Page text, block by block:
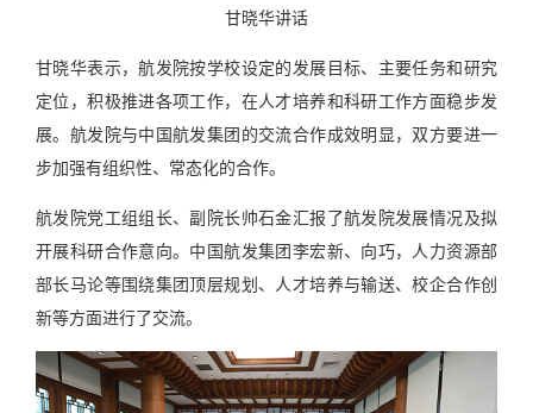
甘晓华讲话
甘晓华表示，航发院按学校设定的发展目标、主要任务和研究
定位，积极推进各项工作，在人才培养和科研工作方面稳步发
展。航发院与中国航发集团的交流合作成效明显，双方要进一
步加强有组织性、常态化的合作。
航发院党工组组长、副院长帅石金汇报了航发院发展情况及拟
开展科研合作意向。中国航发集团李宏新、向巧，人力资源部
部长马论等围绕集团顶层规划、人才培养与输送、校企合作创
新等方面进行了交流。